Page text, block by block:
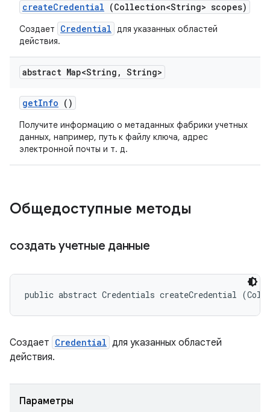
createCredential (Collection<String> scopes)
Создает Credential для указанных областей
действия.
abstract Map<String , String>
getInfo ()
Получите информацию о метаданных фабрики учетных
данных, например, путь к файлу ключа, адрес
электронной почты и т. д.
Общедоступные методы
создать учетные данные
public abstract Credentials createCredential
Создает Credential для указанных областей
действия.
Параметры